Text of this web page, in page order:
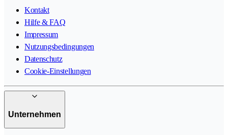
Kontakt
Hilfe & FAQ
Impressum
Nutzungsbedingungen
Datenschutz
Cookie-Einstellungen
Unternehmen